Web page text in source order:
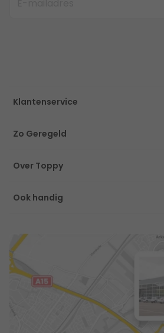
Klantenservice
Zo Geregeld
Over Toppy
Ook handig